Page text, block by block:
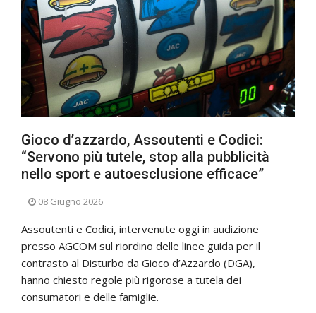
Gioco d’azzardo, Assoutenti e Codici:
“Servono più tutele, stop alla pubblicità
nello sport e autoesclusione efficace”
08 Giugno 2026
Assoutenti e Codici, intervenute oggi in audizione
presso AGCOM sul riordino delle linee guida per il
contrasto al Disturbo da Gioco d’Azzardo (DGA),
hanno chiesto regole più rigorose a tutela dei
consumatori e delle famiglie.